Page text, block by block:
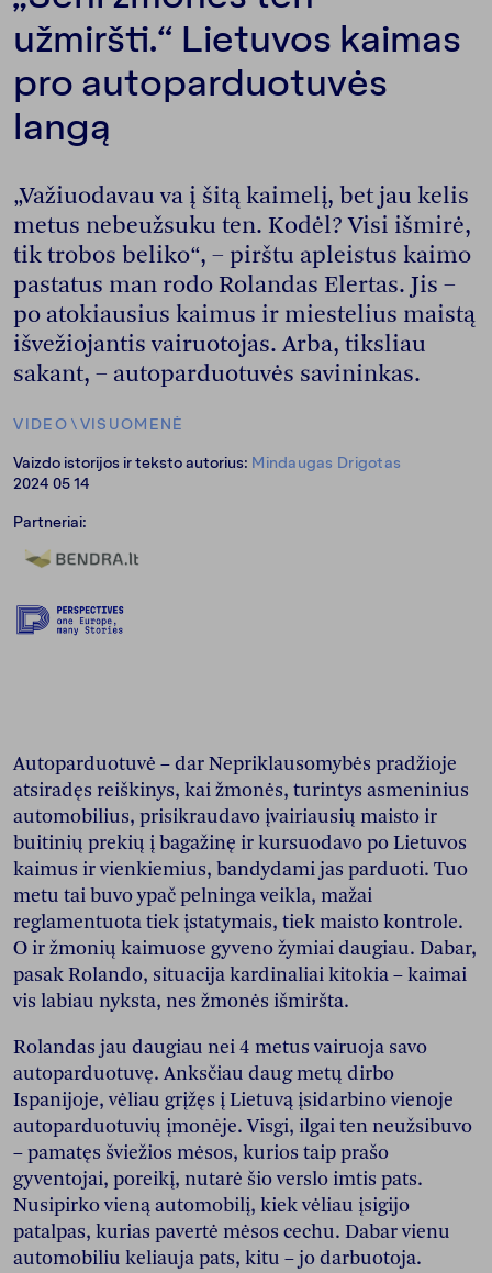
VIDEO \VISUOMENĖ
Vaizdo istorijos ir teksto autorius: Mindaugas Drigotas
2024 05 14
Partneriai:
užmiršti.“ Lietuvos kaimas
pro autoparduotuvės
langą
„Važiuodavau va į šitą kaimelį, bet jau kelis
metus nebeužsuku ten. Kodėl? Visi išmirė,
tik trobos beliko“, – pirštu apleistus kaimo
pastatus man rodo Rolandas Elertas. Jis –
po atokiausius kaimus ir miestelius maistą
išvežiojantis vairuotojas. Arba, tiksliau
sakant, – autoparduotuvės savininkas.
Autoparduotuvė – dar Nepriklausomybės pradžioje
atsiradęs reiškinys, kai žmonės, turintys asmeninius
automobilius, prisikraudavo įvairiausių maisto ir
buitinių prekių į bagažinę ir kursuodavo po Lietuvos
kaimus ir vienkiemius, bandydami jas parduoti. Tuo
metu tai buvo ypač pelninga veikla, mažai
reglamentuota tiek įstatymais, tiek maisto kontrole.
O ir žmonių kaimuose gyveno žymiai daugiau. Dabar,
pasak Rolando, situacija kardinaliai kitokia – kaimai
vis labiau nyksta, nes žmonės išmiršta.
Rolandas jau daugiau nei 4 metus vairuoja savo
autoparduotuvę. Anksčiau daug metų dirbo
Ispanijoje, vėliau grįžęs į Lietuvą įsidarbino vienoje
autoparduotuvių įmonėje. Visgi, ilgai ten neužsibuvo
– pamatęs šviežios mėsos, kurios taip prašo
gyventojai, poreikį, nutarė šio verslo imtis pats.
Nusipirko vieną automobilį, kiek vėliau įsigijo
patalpas, kurias pavertė mėsos cechu. Dabar vienu
automobiliu keliauja pats, kitu – jo darbuotoja.